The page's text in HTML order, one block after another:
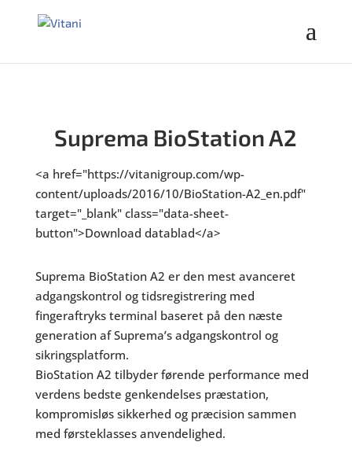
Suprema BioStation A2
<a href="https://vitanigroup.com/wp-
content/uploads/2016/10/BioStation-A2_en.pdf"
target="_blank" class="data-sheet-
button">Download datablad</a>
Suprema BioStation A2 er den mest avanceret
adgangskontrol og tidsregistrering med
fingeraftryks terminal baseret på den næste
generation af Suprema’s adgangskontrol og
sikringsplatform.
BioStation A2 tilbyder førende performance med
verdens bedste genkendelses præstation,
kompromisløs sikkerhed og præcision sammen
med førsteklasses anvendelighed.